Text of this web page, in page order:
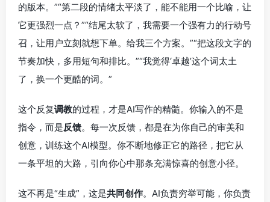
的版本。”“第二段的情绪太平淡了，能不能用一个比喻，让
它更强烈一点？”“结尾太软了，我需要一个强有力的行动号
召，让用户立刻就想下单。给我三个方案。”“把这段文字的
节奏加快，多用短句和排比。”“我觉得‘卓越’这个词太土
了，换一个更酷的词。”
这个反复调教的过程，才是AI写作的精髓。你输入的不是
指令，而是反馈。每一次反馈，都是在为你自己的审美和
创意，训练这个AI模型。你不断地修正它的路径，把它从
一条平坦的大路，引向你心中那条充满惊喜的创意小径。
这不再是“生成”，这是共同创作。AI负责穷举可能，你负责